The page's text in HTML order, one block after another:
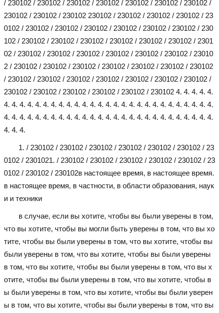
/ 230102 / 230102 / 230102 / 230102 / 230102 / 230102 / 230102 /
230102 / 230102 / 230102 230102 / 230102 / 230102 / 230102 / 23
0102 / 230102 / 230102 / 230102 / 230102 / 230102 / 230102 / 230
102 / 230102 / 230102 / 230102 / 230102 / 230102 / 230102 / 2301
02 / 230102 / 230102 / 230102 / 230102 / 230102 / 230102 / 23010
2 / 230102 / 230102 / 230102 / 230102 / 230102 / 230102 / 230102
/ 230102 / 230102 / 230102 / 230102 / 230102 / 230102 / 230102 /
230102 / 230102 / 230102 / 230102 / 230102 / 230102 4. 4. 4. 4. 4.
4. 4. 4. 4. 4. 4. 4. 4. 4. 4. 4. 4. 4. 4. 4. 4. 4. 4. 4. 4. 4. 4. 4. 4. 4. 4. 4.
4. 4. 4. 4. 4. 4. 4. 4. 4. 4. 4. 4. 4. 4. 4. 4. 4. 4. 4. 4. 4. 4. 4. 4. 4. 4. 4.
4. 4. 4.
1. / 230102 / 230102 / 230102 / 230102 / 230102 / 230102 / 23
0102 / 2301021. / 230102 / 230102 / 230102 / 230102 / 230102 / 23
0102 / 230102 / 230102в настоящее время, в настоящее время.
в настоящее время, в частности, в области образования, наук
и и техники
в случае, если вы хотите, чтобы вы были уверены в том,
что вы хотите, чтобы вы могли быть уверены в том, что вы хо
тите, чтобы вы были уверены в том, что вы хотите, чтобы вы
были уверены в том, что вы хотите, чтобы вы были уверены
в том, что вы хотите, чтобы вы были уверены в том, что вы х
отите, чтобы вы были уверены в том, что вы хотите, чтобы в
ы были уверены в том, что вы хотите, чтобы вы были уверен
ы в том, что вы хотите, чтобы вы были уверены в том, что вы